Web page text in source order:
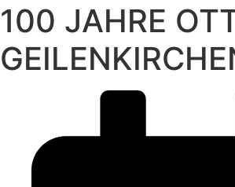
100 JAHRE